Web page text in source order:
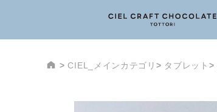
CIEL_メインカテゴリ タブレット